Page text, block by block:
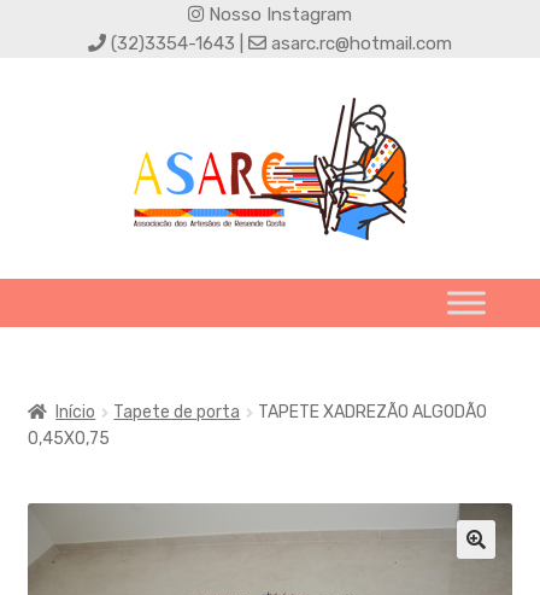
Nosso Instagram
(32)3354-1643 |
asarc.rc@hotmail.com
Início Tapete de porta
TAPETE XADREZÃO ALGODÃO
0,45X0,75